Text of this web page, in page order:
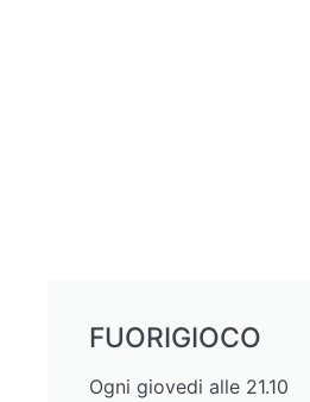
FUORIGIOCO
Ogni giovedi alle 21.10